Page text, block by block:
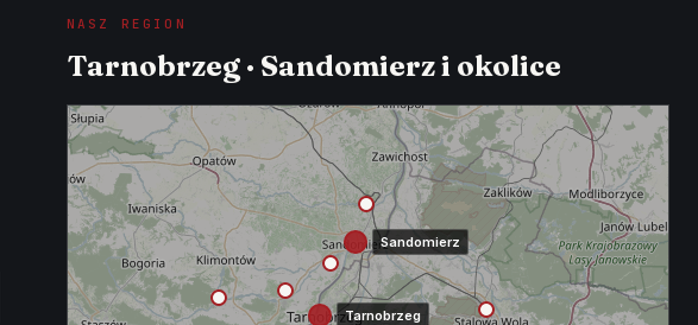
NASZ REGION
Tarnobrzeg · Sandomierz i okolice
Tarnobrzeg
Sandomierz